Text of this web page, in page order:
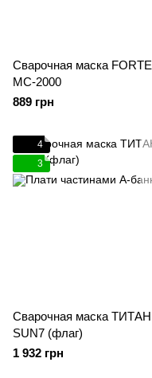
Сварочная маска FORTE
MC-2000
889 грн
4
3
Сварочная маска ТИТАН
SUN7 (флаг)
1 932 грн